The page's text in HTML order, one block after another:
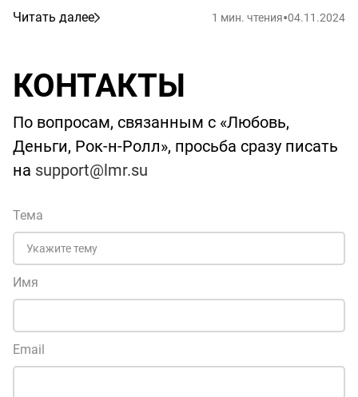
Читать далее 1 мин. чтения•04.11.2024
КОНТАКТЫ
По вопросам, связанным с «Любовь,
Деньги, Рок-н-Ролл», просьба сразу писать
на support@lmr.su
Тема
Имя
Email